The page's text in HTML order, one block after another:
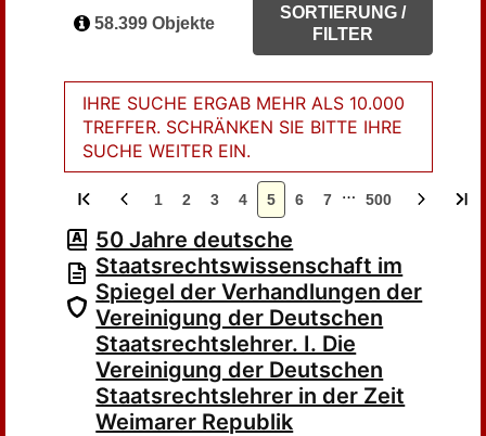
58.399 Objekte
SORTIERUNG /
FILTER
IHRE SUCHE ERGAB MEHR ALS 10.000
TREFFER. SCHRÄNKEN SIE BITTE IHRE
SUCHE WEITER EIN.
1 2 3 4 5 6 7 … 500
50 Jahre deutsche
Staatsrechtswissenschaft im
Spiegel der Verhandlungen der
Vereinigung der Deutschen
Staatsrechtslehrer. I. Die
Vereinigung der Deutschen
Staatsrechtslehrer in der Zeit
Weimarer Republik